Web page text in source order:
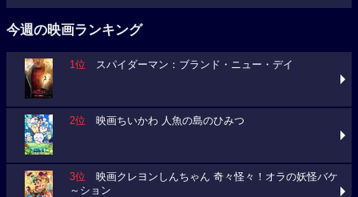
今週の映画ランキング
1位 スパイダーマン：ブランド・ニュー・デイ
2位 映画ちいかわ 人魚の島のひみつ
3位 映画クレヨンしんちゃん 奇々怪々！オラの妖怪バケ
～ション